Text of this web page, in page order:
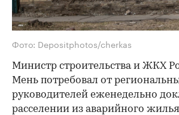
Фото: Depositphotos/cherkas
Министр строительства и ЖКХ
Мень потребовал от
руководителей еженедельно
расселении из аварийного